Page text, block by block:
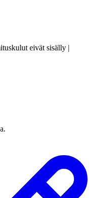
eivät sisälly |